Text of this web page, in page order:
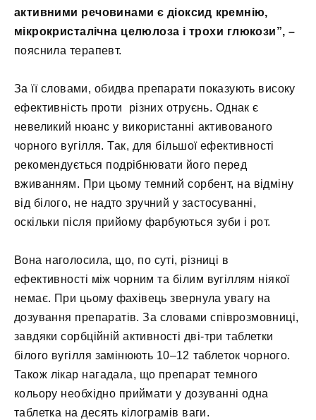
активними речовинами є діоксид кремнію,
мікрокристалічна целюлоза і трохи глюкози”, –
пояснила терапевт.
За її словами, обидва препарати показують високу
ефективність проти
різних отруєнь. Однак є
невеликий нюанс у використанні активованого
чорного вугілля. Так, для більшої ефективності
рекомендується подрібнювати його перед
вживанням. При цьому темний сорбент, на відміну
від білого, не надто зручний у застосуванні,
оскільки після прийому фарбуються зуби і рот.
Вона наголосила, що, по суті, різниці в
ефективності між чорним та білим вугіллям ніякої
немає. При цьому фахівець звернула увагу на
дозування препаратів. За словами співрозмовниці,
завдяки сорбційній активності дві-три таблетки
білого вугілля замінюють 10–12 таблеток чорного.
Також лікар нагадала, що препарат темного
кольору необхідно приймати у дозуванні одна
таблетка на десять кілограмів ваги.